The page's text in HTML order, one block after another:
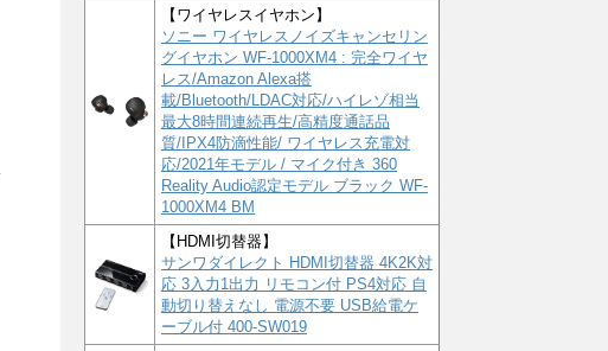
【ワイヤレスイヤホン】
ソニー ワイヤレスノイズキャンセリン
グイヤホン WF-1000XM4 : 完全ワイヤ
レス/Amazon Alexa搭
載/Bluetooth/LDAC対応/ハイレゾ相当
最大8時間連続再生/高精度通話品
質/IPX4防滴性能/ ワイヤレス充電対
応/2021年モデル / マイク付き 360
Reality Audio認定モデル ブラック WF-
1000XM4 BM
【HDMI切替器】
サンワダイレクト HDMI切替器 4K2K対
応 3入力1出力 リモコン付 PS4対応 自
動切り替えなし 電源不要 USB給電ケ
ーブル付 400-SW019